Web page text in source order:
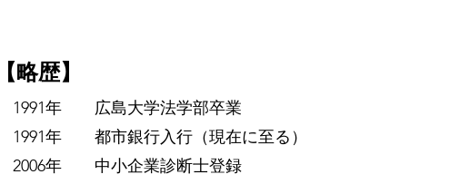
【略歴】
1991年 広島大学法学部卒業
1991年 都市銀行入行（現在に至る）
2006年 中小企業診断士登録